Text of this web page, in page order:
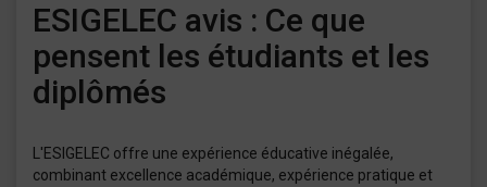
ESIGELEC avis : Ce que
pensent les étudiants et les
diplômés
L'ESIGELEC offre une expérience éducative inégalée,
combinant excellence académique, expérience pratique et